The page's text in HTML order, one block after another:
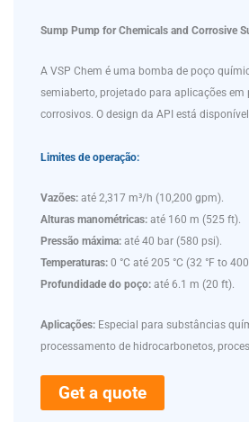
Sump Pump for Chemicals and Corrosive
A VSP Chem é uma bomba de poço
semiaberto, projetado para aplicações em
corrosivos. O design da API está
Limites de operação:
Vazões: até 2,317 m³/h (10,200 gpm).
Alturas manométricas: até 160 m (525 ft).
Pressão máxima: até 40 bar (580 psi).
Temperaturas: 0 °C até 205 °C (32 °F to
Profundidade do poço: até 6.1 m (20 ft).
Aplicações: Especial para substâncias
processamento de hidrocarbonetos,
Get a quote